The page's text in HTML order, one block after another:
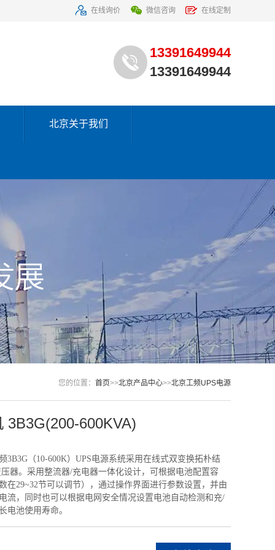
在线询价 微信咨询 在线定制
13391649944
13391649944
北京关于我们
您的位置： 首页>>北京产品中心>>北京工频UPS电源
3B3G(200-600KVA)
3B3G（10-600K）UPS电源系统采用在线式双变换拓朴结
器。 采用整流器/充电器一体化设计，可根据电池配置容
在29~32节可以调节），通过操作界面进行参数设置，并由
流，同时也可以根据电网安全情况设置电池自动检测和充/
电池使用寿命。